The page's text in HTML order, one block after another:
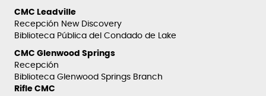
CMC Leadville
Recepción New Discovery
Biblioteca Pública del Condado de Lake
CMC Glenwood Springs
Recepción
Biblioteca Glenwood Springs Branch
Rifle CMC